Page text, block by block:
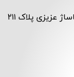
عزیزی پلاک ۲۱۱